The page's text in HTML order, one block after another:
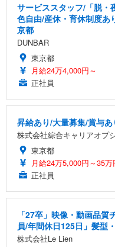
サービススタッフ/「脱・
色自由/産休・育休制度あ
京都
DUNBAR
東京都
月給24万4,000円～
正社員
昇給あり/大量募集/賞与あ
株式会社綜合キャリアオプ
東京都
月給24万5,000円～35万
正社員
「27卒」映像・動画品
員/年間休日125日」髪型
株式会社Le Lien